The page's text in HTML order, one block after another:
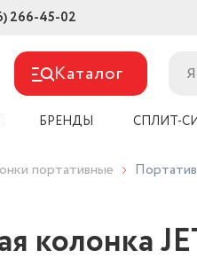
266-45-02
Каталог
БРЕНДЫ СПЛИТ-
портативные
колонка